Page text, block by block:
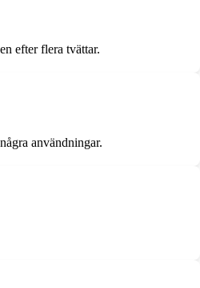
efter flera tvättar.
användningar.